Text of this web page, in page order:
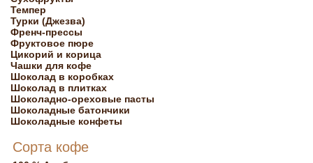
Темпер
Турки (Джезва)
Френч-прессы
Фруктовое пюре
Цикорий и корица
Чашки для кофе
Шоколад в коробках
Шоколад в плитках
Шоколадно-ореховые пасты
Шоколадные батончики
Шоколадные конфеты
Сорта кофе